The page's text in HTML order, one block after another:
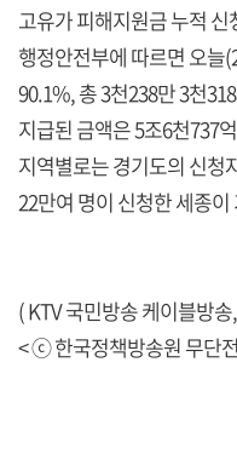
고유가 피해지원금 누적
행정안전부에 따르면 오늘
90.1%, 총 3천238만 3천
지급된 금액은 5조6천737
지역별로는 경기도의 신청
22만여 명이 신청한 세종
( KTV 국민방송 케이블방
< ⓒ 한국정책방송원 무단